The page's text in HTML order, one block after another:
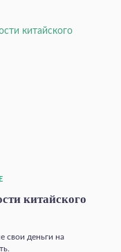
китайского
свои деньги на